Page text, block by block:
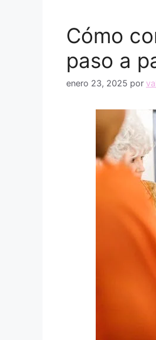
Cómo
paso a
enero 23, 2025 por